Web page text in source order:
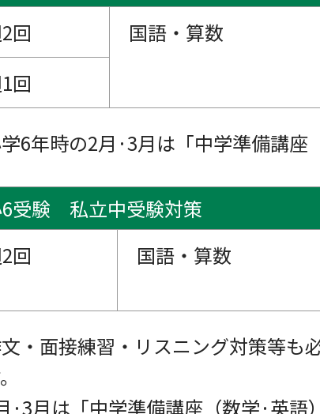
回
国語・算数
回
6年時の2月·3月は「中学準備講座
受験 私立中受験対策
回
国語・算数
・面接練習・リスニング対策等も
月は「中学準備講座（数学·英語